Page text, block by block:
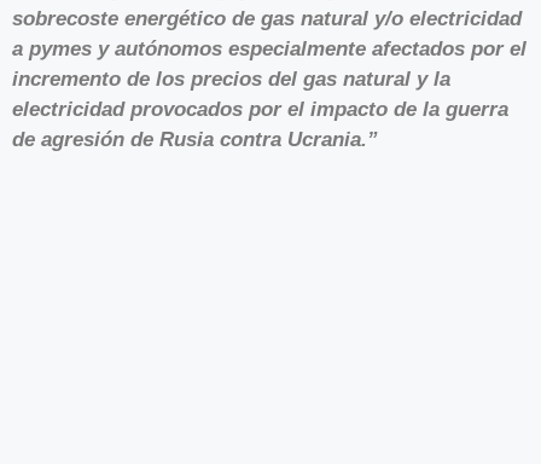
sobrecoste energético de gas natural y/o electricidad
a pymes y autónomos especialmente afectados por el
incremento de los precios del gas natural y la
electricidad provocados por el impacto de la guerra
de agresión de Rusia contra Ucrania.”